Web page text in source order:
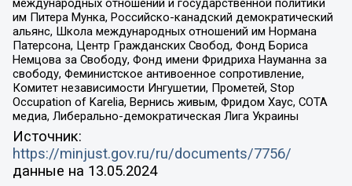
международных отношений и государственной политики
им Питера Мунка, Российско-канадский демократический
альянс, Школа международных отношений им Нормана
Патерсона, Центр Гражданских Свобод, Фонд Бориса
Немцова за Свободу, Фонд имени Фридриха Науманна за
свободу, Феминистское антивоенное сопротивление,
Комитет независимости Ингушетии, Прометей, Stop
Occupation of Karelia, Вернись живым, Фридом Хаус, СОТА
медиа, Либерально-демократическая Лига Украины
Источник:
https://minjust.gov.ru/ru/documents/7756/
данные на 13.05.2024